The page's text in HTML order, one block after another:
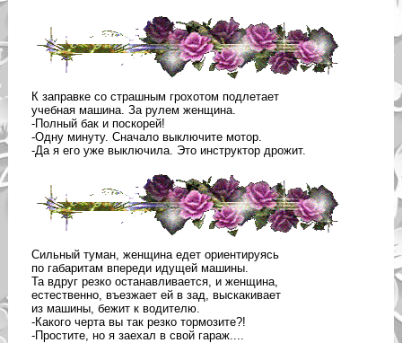
К заправке со страшным грохотом подлетает
учебная машина. За рулем женщина.
-Полный бак и поскорей!
-Одну минуту. Сначало выключите мотор.
-Да я его уже выключила. Это инструктор дрожит.
Сильный туман, женщина едет ориентируясь
по габаритам впереди идущей машины.
Та вдруг резко останавливается, и женщина,
естественно, въезжает ей в зад, выскакивает
из машины, бежит к водителю.
-Какого черта вы так резко тормозите?!
-Простите, но я заехал в свой гараж....